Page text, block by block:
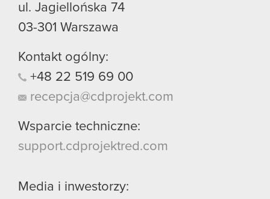
ul. Jagiellońska 74
03-301 Warszawa
Kontakt ogólny:
+48 22 519 69 00
recepcja@cdprojekt.com
Wsparcie techniczne:
support.cdprojektred.com
Media i inwestorzy: